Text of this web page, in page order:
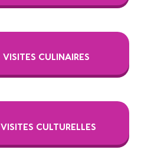
VISITES CULINAIRES
VISITES CULTURELLES